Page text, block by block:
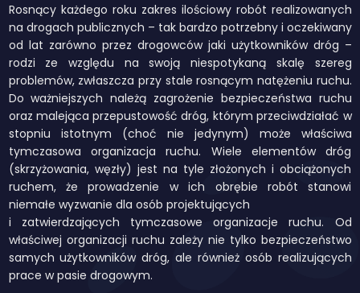
Rosnący każdego roku zakres ilościowy robót realizowanych
na drogach publicznych – tak bardzo potrzebny i oczekiwany
od lat zarówno przez drogowców jaki użytkowników dróg –
rodzi ze względu na swoją niespotykaną skalę szereg
problemów, zwłaszcza przy stale rosnącym natężeniu ruchu.
Do ważniejszych należą zagrożenie bezpieczeństwa ruchu
oraz malejąca przepustowość dróg, którym przeciwdziałać w
stopniu istotnym (choć nie jedynym) może właściwa
tymczasowa organizacja ruchu. Wiele elementów dróg
(skrzyżowania, węzły) jest na tyle złożonych i obciążonych
ruchem, że prowadzenie w ich obrębie robót stanowi
niemałe wyzwanie dla osób projektujących
i zatwierdzających tymczasowe organizacje ruchu. Od
właściwej organizacji ruchu zależy nie tylko bezpieczeństwo
samych użytkowników dróg, ale również osób realizujących
prace w pasie drogowym.